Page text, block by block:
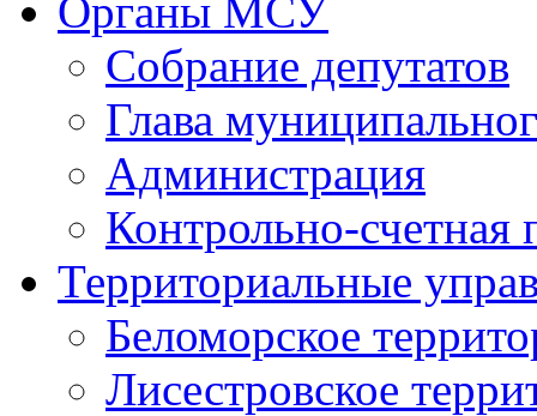
Органы МСУ
Собрание депутатов
Глава
Администрация
Контрольно-счетная
Территориальные
Беломорское
Лисестровское